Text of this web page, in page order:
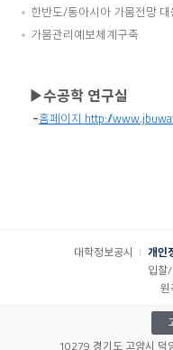
한반도/동아시아 가뭄전망
가뭄관리예보체계구축
▶수공학 연구실
-홈페이지 http://
대학정보공시 개인
입찰
원
10279 경기도 고양시